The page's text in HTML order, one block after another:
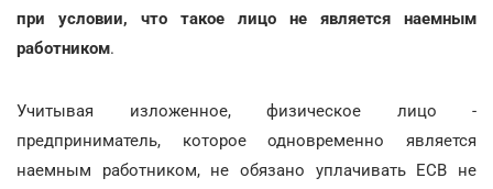
при условии, что такое лицо не является наемным
работником.
Учитывая изложенное, физическое лицо -
предприниматель, которое одновременно является
наемным работником, не обязано уплачивать ЕСВ не